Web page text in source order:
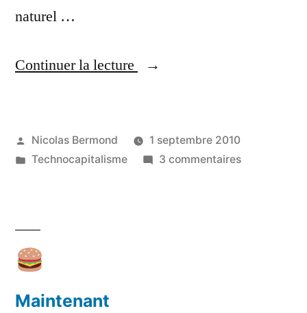
naturel …
Continuer la lecture
« Limites
pseudo
naturel
Publié
par
Nicolas Bermond
1 septembre 2010
Publié
Technocapitalisme 3 commentairessur
Maintenant